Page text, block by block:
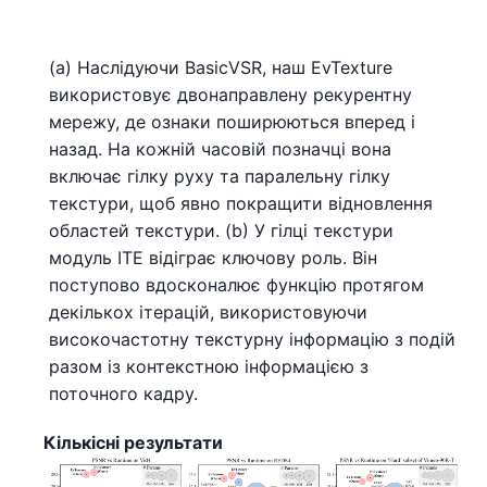
(a) Наслідуючи BasicVSR, наш EvTexture
використовує двонаправлену рекурентну
мережу, де ознаки поширюються вперед і
назад. На кожній часовій позначці вона
включає гілку руху та паралельну гілку
текстури, щоб явно покращити відновлення
областей текстури. (b) У гілці текстури
модуль ITE відіграє ключову роль. Він
поступово вдосконалює функцію протягом
декількох ітерацій, використовуючи
високочастотну текстурну інформацію з подій
разом із контекстною інформацією з
поточного кадру.
Кількісні результати